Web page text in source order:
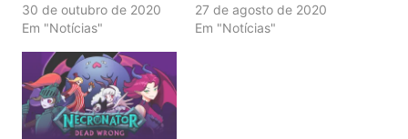
30 de outubro de 2020
Em "Notícias"
27 de agosto de 2020
Em "Notícias"